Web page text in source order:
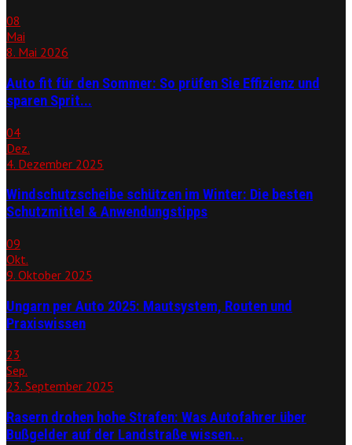
08
Mai
8. Mai 2026
Auto fit für den Sommer: So prüfen Sie Effizienz und
sparen Sprit...
04
Dez.
4. Dezember 2025
Windschutzscheibe schützen im Winter: Die besten
Schutzmittel & Anwendungstipps
09
Okt.
9. Oktober 2025
Ungarn per Auto 2025: Mautsystem, Routen und
Praxiswissen
23
Sep.
23. September 2025
Rasern drohen hohe Strafen: Was Autofahrer über
Bußgelder auf der Landstraße wissen...